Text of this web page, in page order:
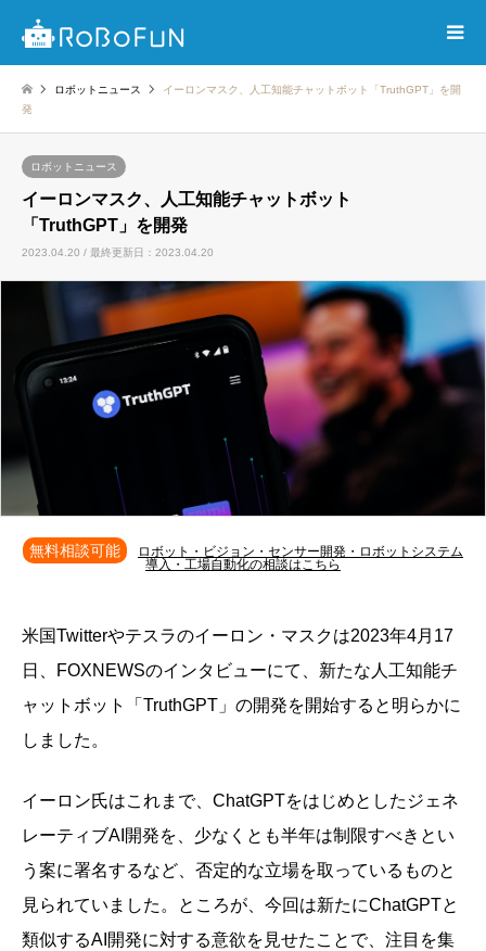
ロボットニュース
イーロンマスク、人工知能チャットボット「TruthGPT」を開
発
ロボットニュース
イーロンマスク、人工知能チャットボット
「TruthGPT」を開発
2023.04.20 / 最終更新日：2023.04.20
無料相談可能
ロボット・ビジョン・センサー開発・ロボットシステム
導入・工場自動化の相談はこちら
米国Twitterやテスラのイーロン・マスクは2023年4月17
日、FOXNEWSのインタビューにて、新たな人工知能チ
ャットボット「TruthGPT」の開発を開始すると明らかに
しました。
イーロン氏はこれまで、ChatGPTをはじめとしたジェネ
レーティブAI開発を、少なくとも半年は制限すべきとい
う案に署名するなど、否定的な立場を取っているものと
見られていました。ところが、今回は新たにChatGPTと
類似するAI開発に対する意欲を見せたことで、注目を集